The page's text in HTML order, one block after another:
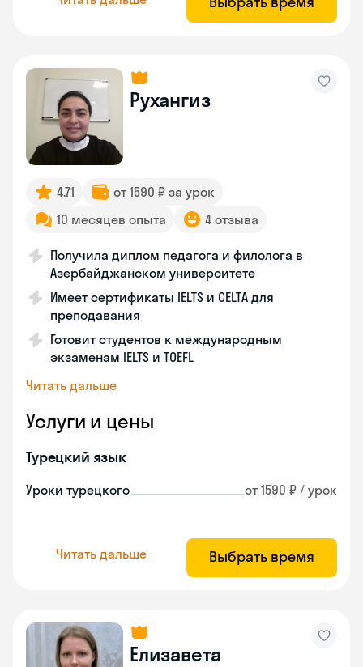
Рухангиз
4.71
от 1590 ₽ за урок
10 месяцев опыта
4 отзыва
Получила диплом педагога и филолога в
Азербайджанском университете
Имеет сертификаты IELTS и CELTA для
преподавания
Готовит студентов к международным
экзаменам IELTS и TOEFL
Читать дальше
Услуги и цены
Турецкий язык
Уроки турецкого от 1590 ₽ / урок
Читать дальше Выбрать время
Елизавета